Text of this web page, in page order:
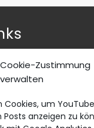
Cookie-Zustimmung
verwalten
Cookies, um
anzeigen zu